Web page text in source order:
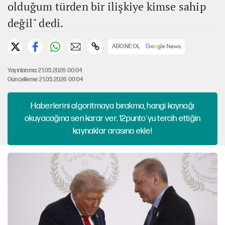
olduğum türden bir ilişkiye kimse sahip
değil" dedi.
ABONE OL
Yayınlanma: 21.05.2026 00:04
Güncelleme: 21.05.2026 00:04
Haberlerini algoritmaya bırakma, hangi kaynağı
okuyacağına sen karar ver. 12punto'yu tercih ettiğin
kaynaklar arasına ekle!